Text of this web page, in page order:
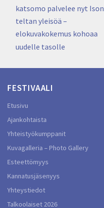
katsomo palvelee nyt Ison
teltan yleisöä –
elokuvakokemus kohoaa
uudelle tasolle
FESTIVAALI
Etusivu
Ajankohtaista
Yhteistyökumppanit
Kuvagalleria – Photo Gallery
Esteettömyys
Kannatusjäsenyys
Yhteystiedot
Talkoolaiset 2026